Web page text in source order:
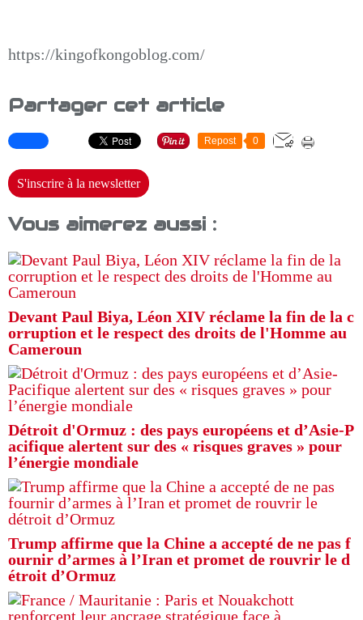
https://kingofkongoblog.com/
Partager cet article
Repost 0
S'inscrire à la newsletter
Vous aimerez aussi :
Devant Paul Biya, Léon XIV réclame la fin de la c
orruption et le respect des droits de l'Homme au
Cameroun
Détroit d'Ormuz : des pays européens et d’Asie-P
acifique alertent sur des « risques graves » pour
l’énergie mondiale
Trump affirme que la Chine a accepté de ne pas f
ournir d’armes à l’Iran et promet de rouvrir le d
étroit d’Ormuz